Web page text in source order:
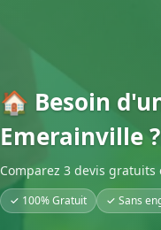
🏠 Besoin
Emerainville ?
Comparez 3 devis
✓ 100% Gratuit ✓ Sans